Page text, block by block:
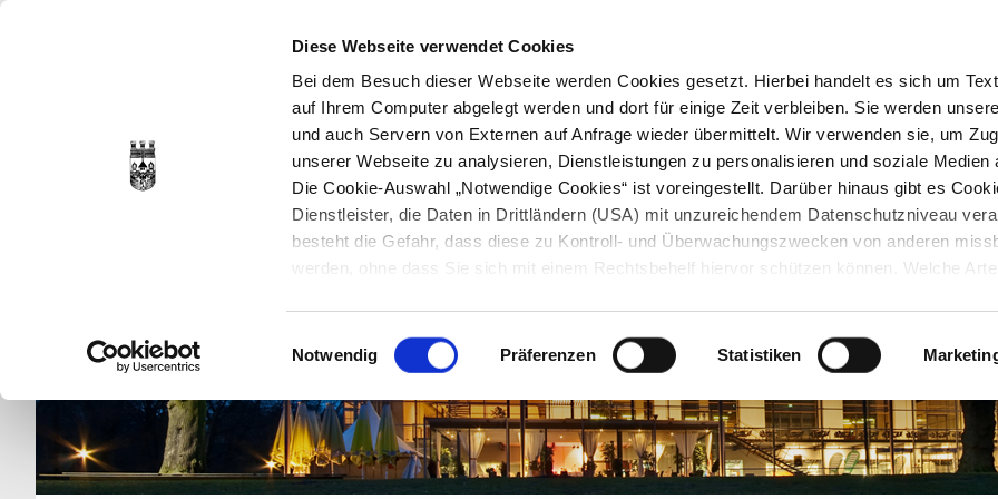
Diese Webseite verwendet Cookies
Bei dem Besuch dieser Webseite werden Cookies gesetzt. Hierbei handelt es sich um
auf Ihrem Computer abgelegt werden und dort für einige Zeit verbleiben. Sie werden
und auch Servern von Externen auf Anfrage wieder übermittelt. Wir verwenden sie, um
unserer Webseite zu analysieren, Dienstleistungen zu personalisieren und soziale Medien
Die Cookie-Auswahl „Notwendige Cookies“ ist voreingestellt. Darüber hinaus gibt es
Dienstleister, die Daten in Drittländern (USA) mit unzureichendem Datenschutzniveau
besteht die Gefahr, dass diese zu Kontroll- und Überwachungszwecken von anderen
werden, ohne dass Sie sich mit einem Rechtsbehelf hiervor schützen können. Welche
Datenschutzerklärung
entnehmen. Die von Ihnen getroffene Auswahl der gewünschten
jederzeit mit Wirkung für die Zukunft angepasst oder
werden.
Einwilligungsauswahl
Notwendig Präferenzen Statistiken
STARTSEITE